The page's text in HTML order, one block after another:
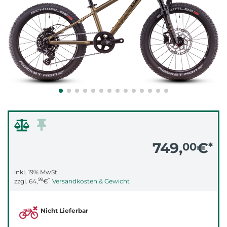
749,00€*
inkl. 19% MwSt.
zzgl. 64,99€* Versandkosten & Gewicht
Nicht Lieferbar